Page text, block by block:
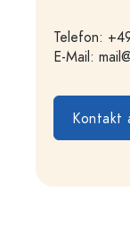
Telefon:
E-Mail:
Kontakt